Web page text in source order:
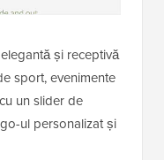
și receptivă
sport, evenimente
un slider de
ul personalizat și